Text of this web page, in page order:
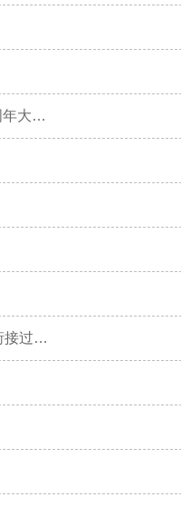
阜阳市广大党员干部群众集中收看纪念中国人民抗日战争暨世界反法西斯战争胜利80周年大会实况
刘玉杰在全市专题调度会上强调 全力以赴打好巩固拓展脱贫攻坚成果同乡村振兴有效衔接过渡期收官战